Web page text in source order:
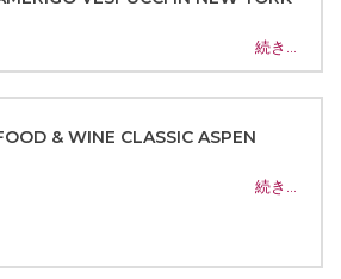
続き…
& WINE CLASSIC ASPEN
続き…